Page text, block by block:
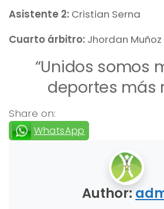
Asistente 2: Cristian Serna
Cuarto árbitro: Jhordan Muñoz
“Unidos somos
deportes más
Share on:
WhatsApp
Author: